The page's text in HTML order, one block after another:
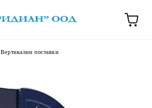
Вертикални поставки